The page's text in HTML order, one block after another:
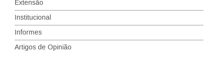
Extensão
Institucional
Informes
Artigos de Opinião